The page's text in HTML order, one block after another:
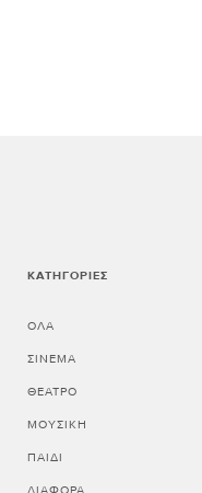
ΚΑΤΗΓΟΡΊΕΣ
ΌΛΑ
ΣΙΝΕΜΆ
ΘΈΑΤΡΟ
ΜΟΥΣΙΚΉ
ΠΑΙΔΊ
ΔΙΆΦΟΡΑ